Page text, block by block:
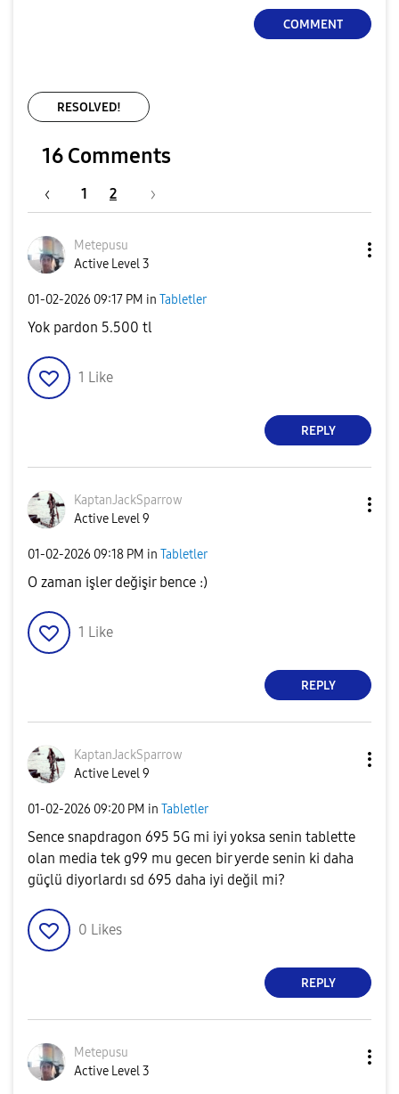
COMMENT
RESOLVED!
16 Comments
1 2
Metepusu
Active Level 3
‎01-02-2026 09:17 PM in Tabletler
Yok pardon 5.500 tl
1 Like
REPLY
KaptanJackSparrow
Active Level 9
‎01-02-2026 09:18 PM in Tabletler
O zaman işler değişir bence :)
1 Like
REPLY
KaptanJackSparrow
Active Level 9
‎01-02-2026 09:20 PM in Tabletler
Sence snapdragon 695 5G mi iyi yoksa senin tablette
olan media tek g99 mu gecen bir yerde senin ki daha
güçlü diyorlardı sd 695 daha iyi değil mi?
0 Likes
REPLY
Metepusu
Active Level 3